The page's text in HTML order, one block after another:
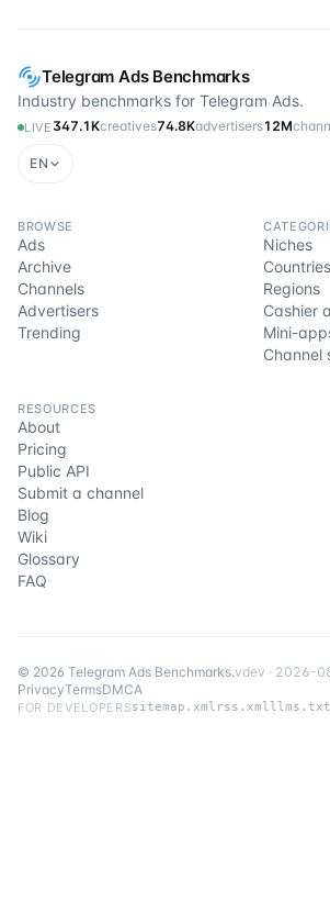
Telegram Ads Benchmarks
Industry benchmarks for Telegram Ads.
LIVE 347.1Kcreatives74.8Kadvertisers12M
EN
BROWSE
Ads
Archive
Channels
Advertisers
Trending
Niches
Countries
Regions
Cashier
Mini-
Channel
RESOURCES
About
Pricing
Public API
Submit a channel
Blog
Wiki
Glossary
FAQ
© 2026 Telegram Ads Benchmarks.vdev · 2026-
PrivacyTermsDMCA
FOR DEVELOPERSsitemap.xml rss.xmlllms.txt